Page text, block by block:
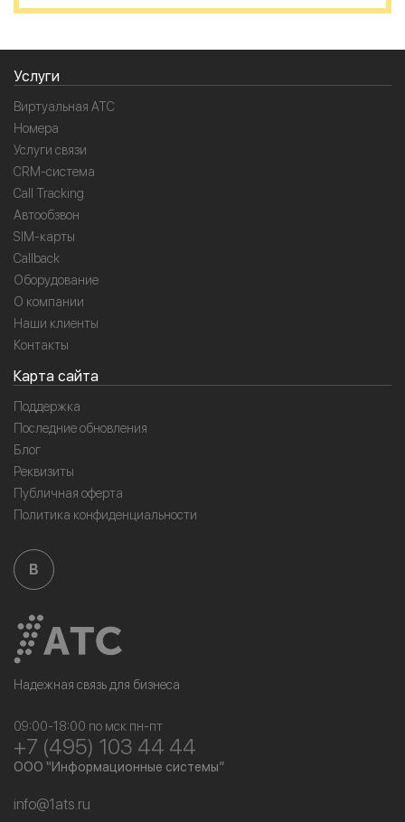
Услуги
Виртуальная АТС
Номера
Услуги связи
CRM-система
Call Tracking
Автообзвон
SIM-карты
Callback
Оборудование
О компании
Наши клиенты
Контакты
Карта сайта
Поддержка
Последние обновления
Блог
Реквизиты
Публичная оферта
Политика конфиденциальности
B
Надежная связь для бизнеса
09:00-18:00 по мск пн-пт
+7 (495) 103 44 44
ООО “Информационные системы”
info@1ats.ru